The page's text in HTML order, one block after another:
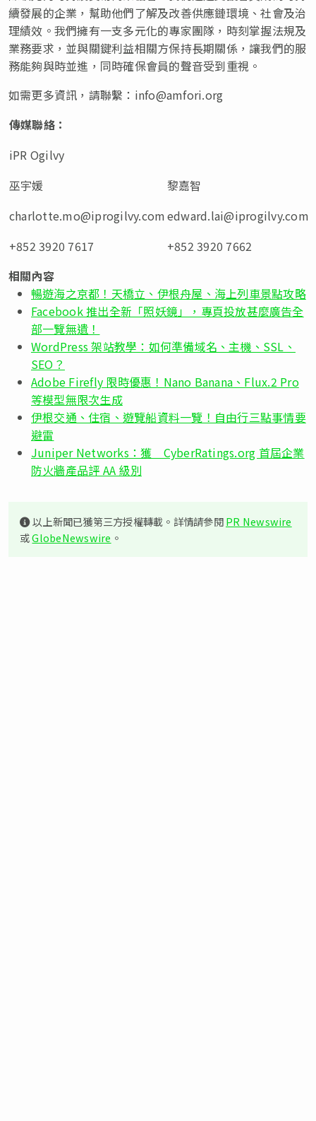
續發展的企業，幫助他們了解及改善供應鏈環境、社會及治
理績效。我們擁有一支多元化的專家團隊，時刻掌握法規及
業務要求，並與關鍵利益相關方保持長期關係，讓我們的服
務能夠與時並進，同時確保會員的聲音受到重視。
如需更多資訊，請聯繫： info@amfori.org
傳媒聯絡：
iPR Ogilvy
巫宇媛
黎嘉智
charlotte.mo@iprogilvy.comedward.lai@iprogilvy.com
+852 3920 7617
+852 3920 7662
相關內容
暢遊海之京都！天橋立、伊根舟屋、海上列車景點攻略
Facebook 推出全新「照妖鏡」，專頁投放甚麼廣告全
部一覽無遺！
WordPress 架站教學：如何準備域名、主機、SSL、
SEO？
Adobe Firefly 限時優惠！Nano Banana、Flux.2 Pro
等模型無限次生成
伊根交通、住宿、遊覽船資料一覽！自由行三點事情要
避雷
Juniper Networks：獲 CyberRatings.org 首屆企業
防火牆產品評 AA 級別
以上新聞已獲第三方授權轉載。詳情請參閱PR Newswire
或GlobeNewswire 。